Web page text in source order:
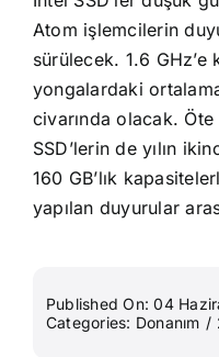
Atom işlemcilerin
sürülecek. 1.6
yongalardaki
civarında olacak.
SSD’lerin de yılın
160 GB’lık
yapılan duyurular
Published On: 04
Categories: Donanım /